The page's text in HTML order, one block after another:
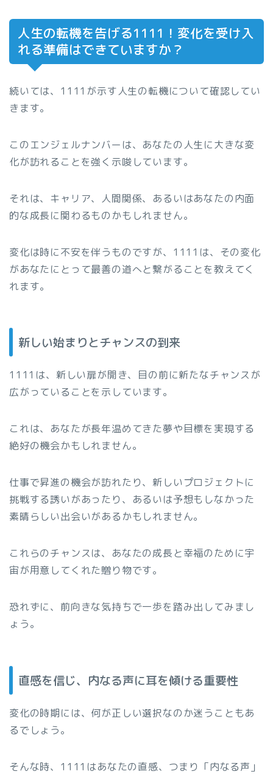
人生の転機を告げる1111！変化を受け入
れる準備はできていますか？
続いては、1111が示す人生の転機について確認してい
きます。
このエンジェルナンバーは、あなたの人生に大きな変
化が訪れることを強く示唆しています。
それは、キャリア、人間関係、あるいはあなたの内面
的な成長に関わるものかもしれません。
変化は時に不安を伴うものですが、1111は、その変化
があなたにとって最善の道へと繋がることを教えてく
れます。
新しい始まりとチャンスの到来
1111は、新しい扉が開き、目の前に新たなチャンスが
広がっていることを示しています。
これは、あなたが長年温めてきた夢や目標を実現する
絶好の機会かもしれません。
仕事で昇進の機会が訪れたり、新しいプロジェクトに
挑戦する誘いがあったり、あるいは予想もしなかった
素晴らしい出会いがあるかもしれません。
これらのチャンスは、あなたの成長と幸福のために宇
宙が用意してくれた贈り物です。
恐れずに、前向きな気持ちで一歩を踏み出してみまし
ょう。
直感を信じ、内なる声に耳を傾ける重要性
変化の時期には、何が正しい選択なのか迷うこともあ
るでしょう。
そんな時、1111はあなたの直感、つまり「内なる声」